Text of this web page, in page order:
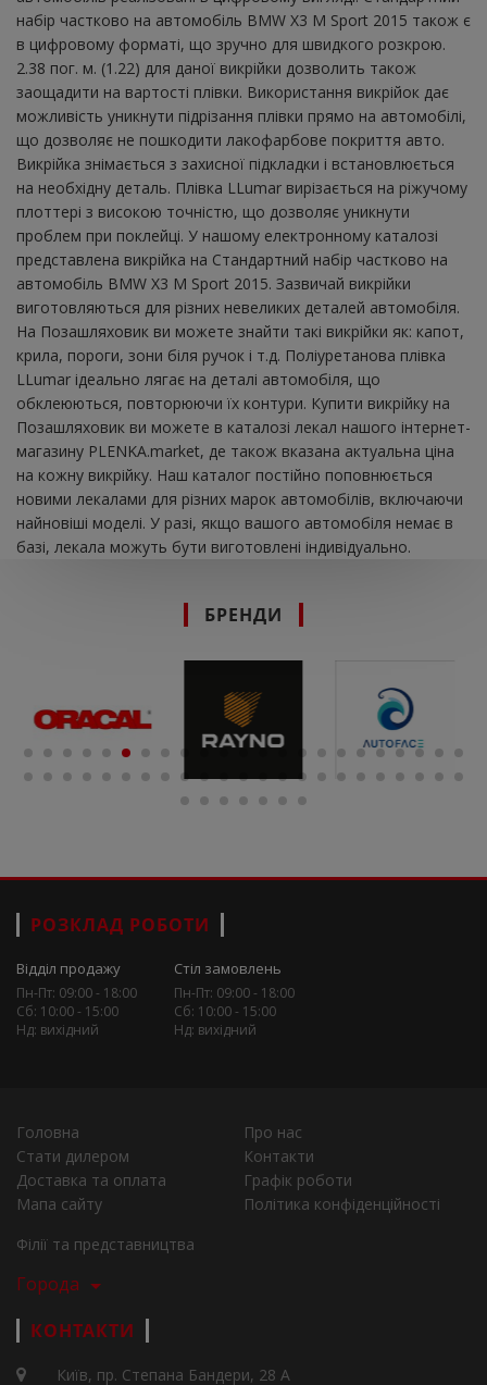
набір частково на автомобіль BMW X3 M Sport 2015 також є
в цифровому форматі, що зручно для швидкого розкрою.
2.38 пог. м. (1.22) для даної викрійки дозволить також
заощадити на вартості плівки. Використання викрійок дає
можливість уникнути підрізання плівки прямо на автомобілі,
що дозволяє не пошкодити лакофарбове покриття авто.
Викрійка знімається з захисної підкладки і встановлюється
на необхідну деталь. Плівка LLumar вирізається на ріжучому
плоттері з високою точністю, що дозволяє уникнути
проблем при поклейці. У нашому електронному каталозі
представлена ​​викрійка на Стандартний набір частково на
автомобіль BMW X3 M Sport 2015. Зазвичай викрійки
виготовляються для різних невеликих деталей автомобіля.
На Позашляховик ви можете знайти такі викрійки як: капот,
крила, пороги, зони біля ручок і т.д. Поліуретанова плівка
LLumar ідеально лягає на деталі автомобіля, що
обклеюються, повторюючи їх контури. Купити викрійку на
Позашляховик ви можете в каталозі лекал нашого інтернет-
магазину PLENKA.market, де також вказана актуальна ціна
на кожну викрійку. Наш каталог постійно поповнюється
новими лекалами для різних марок автомобілів, включаючи
найновіші моделі. У разі, якщо вашого автомобіля немає в
базі, лекала можуть бути виготовлені індивідуально.
БРЕНДИ
РОЗКЛАД РОБОТИ
Відділ продажу
Пн-Пт: 09:00 - 18:00
Сб: 10:00 - 15:00
Нд: вихідний
Стіл замовлень
Пн-Пт: 09:00 - 18:00
Сб: 10:00 - 15:00
Нд: вихідний
Головна
Про нас
Стати дилером
Контакти
Доставка та оплата
Графік роботи
Мапа сайту
Політика конфіденційності
Філії та представництва
Города
КОНТАКТИ
Київ, пр. Степана Бандери, 28 А